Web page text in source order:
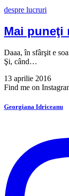
despre lucruri
Mai puneţi
Daaa, în sfârşit e
Şi, când…
13 aprilie 2016
Find me on
Georgiana Idriceanu